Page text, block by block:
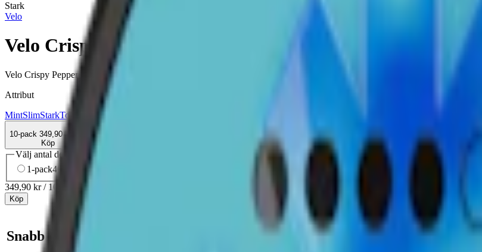
Stark
Velo
Velo Crispy Peppermint 3
Velo Crispy Peppermint med smak av pepparmynta och 10 mg nikotin per prilla.
Attribut
MintSlimStarkTorr Portion
10-pack 349,90 kr
Köp
Välj antal dosor
1-pack40,90 kr 40,90 kr
349,90 kr / 10-pack
Köp
Snabb fakta om Velo Crispy Peppermint Starkt Vitt Snus